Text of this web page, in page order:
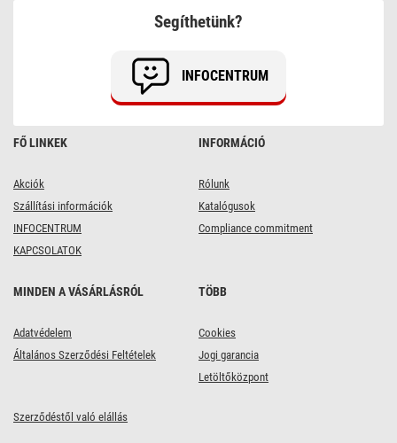
FŐ LINKEK
Akciók
Szállítási információk
INFOCENTRUM
KAPCSOLATOK
INFORMÁCIÓ
Rólunk
Katalógusok
Compliance commitment
MINDEN A VÁSÁRLÁSRÓL
Adatvédelem
Általános Szerződési Feltételek
TÖBB
Cookies
Jogi garancia
Letöltőközpont
Szerződéstől való elállás
Segíthetünk?
INFOCENTRUM